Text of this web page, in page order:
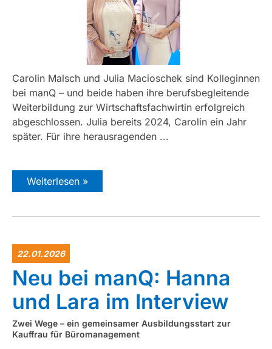
Carolin Malsch und Julia Macioschek sind Kolleginnen
bei manQ – und beide haben ihre berufsbegleitende
Weiterbildung zur Wirtschaftsfachwirtin erfolgreich
abgeschlossen. Julia bereits 2024, Carolin ein Jahr
später. Für ihre herausragenden ...
Weiterlesen »
22.01.2026
Neu bei manQ: Hanna
und Lara im Interview
Zwei Wege – ein gemeinsamer Ausbildungsstart zur
Kauffrau für Büromanagement